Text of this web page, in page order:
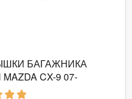
БАГАЖНИКА
CX-9 07-